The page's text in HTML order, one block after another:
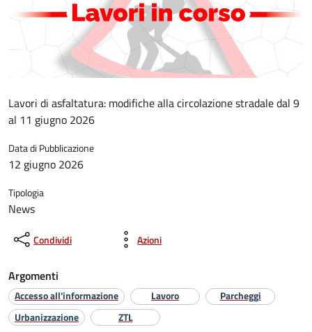
Lavori di asfaltatura: modifiche alla circolazione stradale dal 9
al 11 giugno 2026
Data di Pubblicazione
12 giugno 2026
Tipologia
News
Condividi Azioni
Argomenti
Accesso all'informazione Lavoro
Parcheggi
Urbanizzazione
ZTL